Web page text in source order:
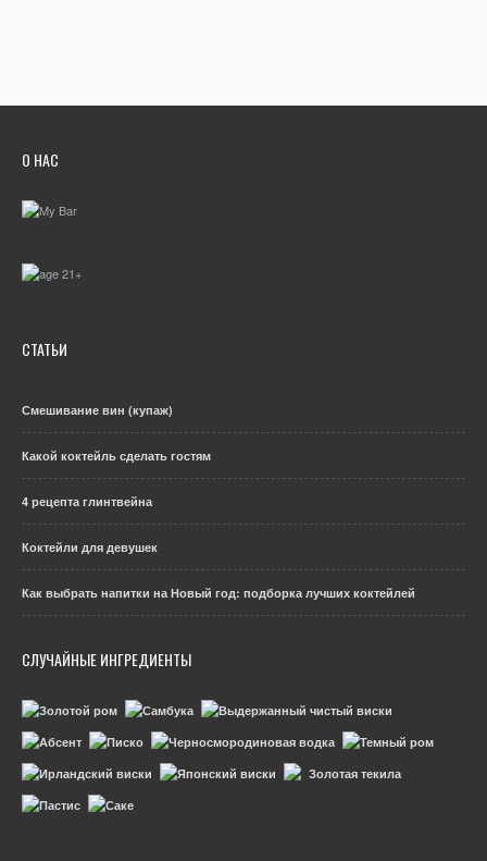
О НАС
СТАТЬИ
Смешивание вин (купаж)
Какой коктейль сделать гостям
4 рецепта глинтвейна
Коктейли для девушек
Как выбрать напитки на Новый год: подборка лучших коктейлей
СЛУЧАЙНЫЕ ИНГРЕДИЕНТЫ